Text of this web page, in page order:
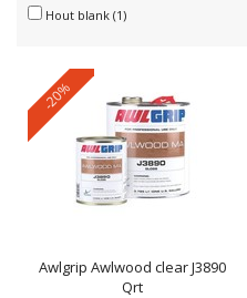
Hout blank (1)
-20%
Awlgrip Awlwood clear J3890
Qrt